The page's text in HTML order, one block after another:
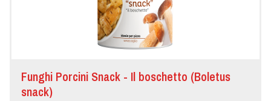
Funghi Porcini Snack - Il boschetto (Boletus
snack)